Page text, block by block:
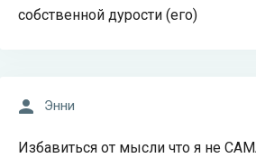
собственной дурости (его)
Энни
Избавиться от мысли что я не